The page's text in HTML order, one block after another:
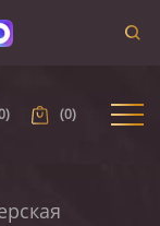
) (0)